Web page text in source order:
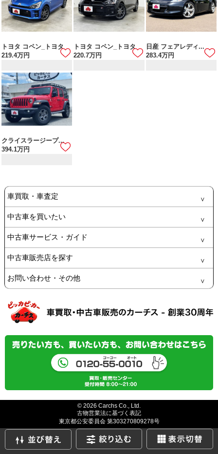
トヨタ コペン_トヨタ
219.4万円
トヨタ コペン_トヨタ
220.7万円
日産 フェアレディ...
283.4万円
クライスラージープ...
394.1万円
車買取・車査定
中古車を買いたい
中古車サービス・ガイド
中古車販売店を探す
お問い合わせ・その他
© 2026 Carchs Co., Ltd.
古物営業法に基づく表記
東京都公安委員会 第303270809278号